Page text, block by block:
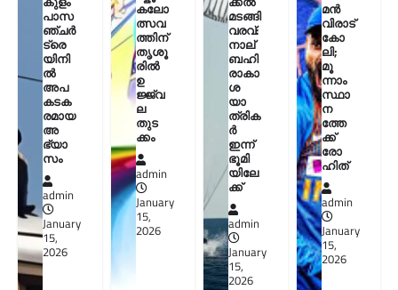
പാസ
ഞ്ചർ
ട്രെ
യിനി
ൽ
അപ
കടക
രമായ
അ
ഭ്യാ
സം
admin
January
15,
2026
കലോ
ത്സവ
ത്തിന്
തൃശൂ
രിൽ
ഉ
ജ്ജ്വ
ല
തുട
ക്കം
admin
January
15,
2026
മടങ്ങി
വരവ്:
നാല്
ബഹി
രാകാ
ശ
യാ
ത്രിക
ർ
ഇന്ന്
ഭൂമി
യിലേ
ക്ക്
admin
January
15,
2026
മൻ
വിരാട്
കോ
ലി;
മൂ
ന്നാം
സ്ഥാ
ന
ത്തേ
ക്ക്
രോ
ഹിത്
admin
January
15,
2026